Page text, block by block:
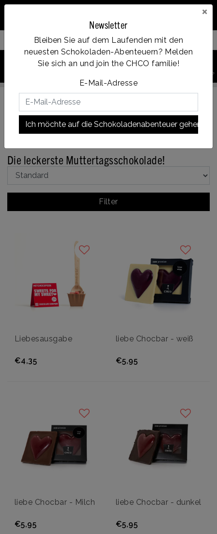
×
Newsletter
Bleiben Sie auf dem Laufenden mit den
neuesten Schokoladen-Abenteuern? Melden
Sie sich an und join the CHCO familie!
E-Mail-Adresse
Ich möchte auf die Schokoladenabenteuer gehen!
Zurück zu Geschenke |Ferien
Geschenke
Die leckerste Muttertagsschokolade!
Filter
Liebesausgabe
€4,35
liebe Chocbar - weiß
€5,95
liebe Chocbar - Milch
€5,95
liebe Chocbar - dunkel
€5,95
Filter your products
Ihr Warenkorb